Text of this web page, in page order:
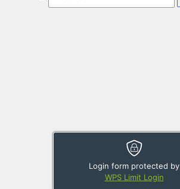
Login form protected by
WPS Limit Login